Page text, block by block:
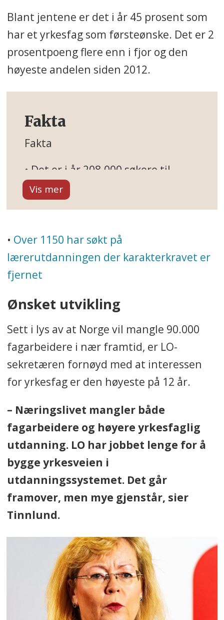
Blant jentene er det i år 45 prosent som
har et yrkesfag som førsteønske. Det er 2
prosentpoeng flere enn i fjor og den
høyeste andelen siden 2012.
Fakta
Fakta
• Det er i år 208.000 søkere til
videregående opplæring i offentlig
skole og lærebedrift.
og økningen er størst i vg1.
• Vg1 skal gi deg en
arbeidsprosesser, teknikker og
verktøy som er typiske for ditt
utdanningsprogram.
De fleste timene brukes til
programfag.
• Over 1150 har søkt på
lærerutdanningen der karakterkravet er
fjernet
Ønsket utvikling
Sett i lys av at Norge vil mangle 90.000
fagarbeidere i nær framtid, er LO-
sekretæren fornøyd med at interessen
for yrkesfag er den høyeste på 12 år.
– Næringslivet mangler både
fagarbeidere og høyere yrkesfaglig
utdanning. LO har jobbet lenge for å
bygge yrkesveien i
utdanningssystemet. Det går
framover, men mye gjenstår, sier
Tinnlund.